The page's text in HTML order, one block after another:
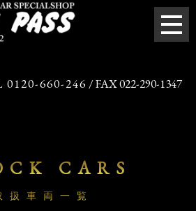
0120-660-246 / FAX 022-290-1347
CARS
扱車両一覧